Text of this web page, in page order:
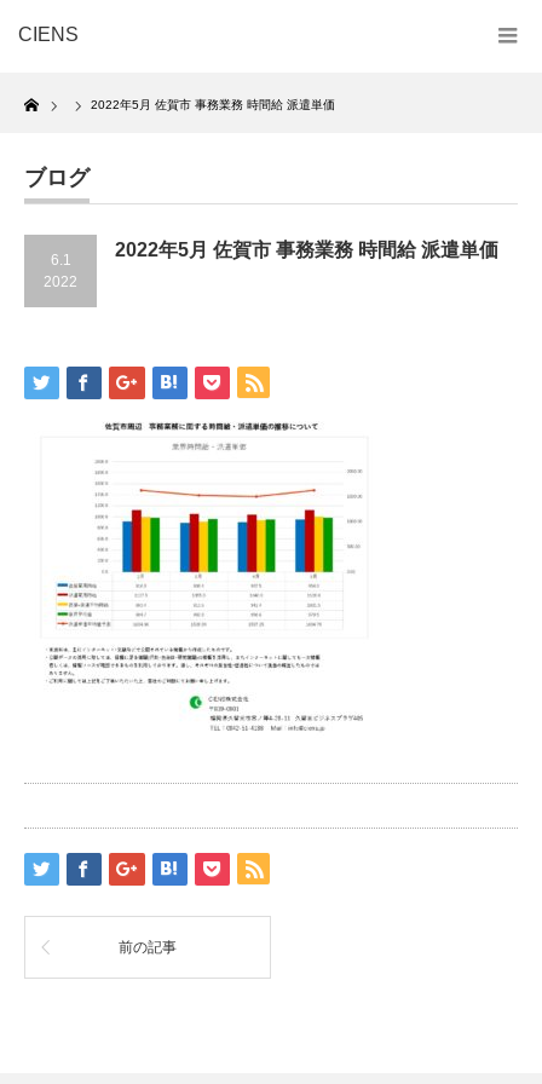
CIENS
Home
2022年5月 佐賀市 事務業務 時間給 派遣単価
ブログ
6.1
2022
2022年5月 佐賀市 事務業務 時間給 派遣単価
前の記事